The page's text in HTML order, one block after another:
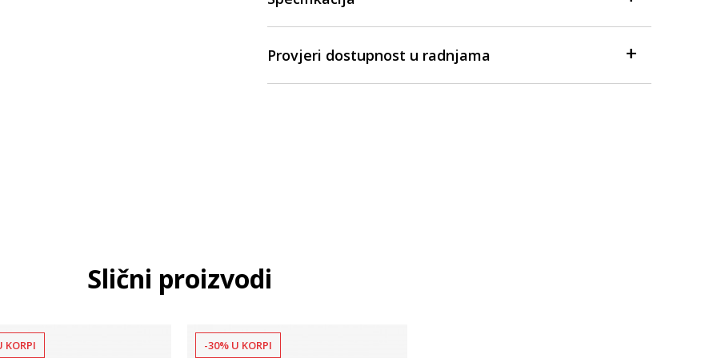
Provjeri dostupnost u radnjama
Slični proizvodi
KORPI -30% U KORPI